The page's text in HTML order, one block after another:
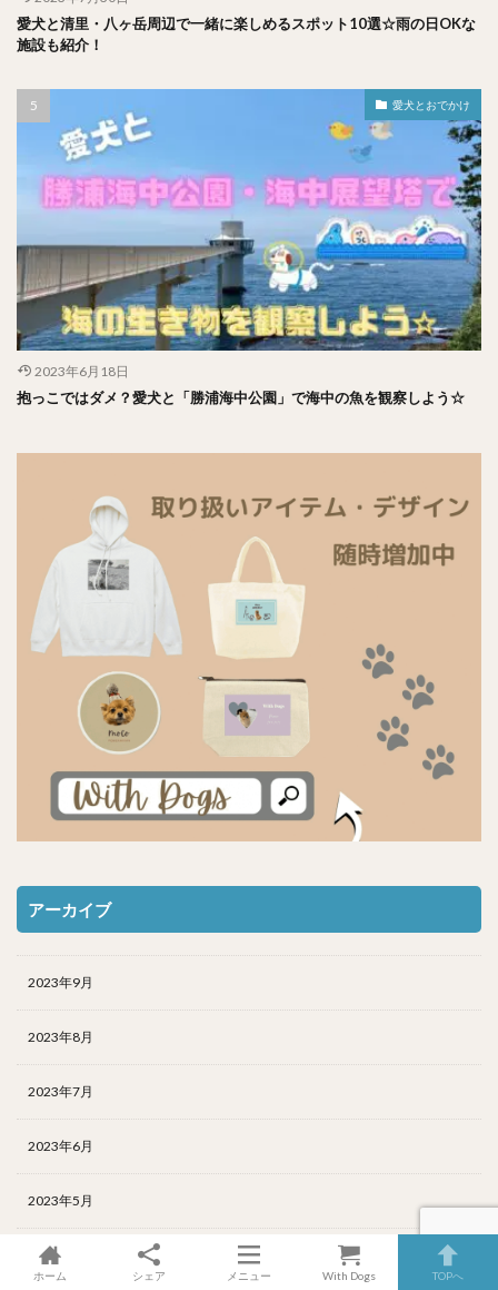
愛犬と清里・八ヶ岳周辺で一緒に楽しめるスポット10選☆雨の日OKな
施設も紹介！
愛犬とおでかけ
2023年6月18日
抱っこではダメ？愛犬と「勝浦海中公園」で海中の魚を観察しよう☆
アーカイブ
2023年9月
2023年8月
2023年7月
2023年6月
2023年5月
2023年4月
ホーム シェア メニュー With Dogs TOPへ